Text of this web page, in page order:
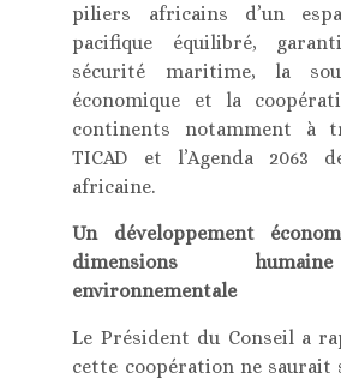
piliers africains d’un
pacifique équilibré,
sécurité maritime, la
économique et la
continents notamment à
TICAD et l’Agenda 2063
africaine.
Un développement
dimensions
environnementale
Le Président du Conseil a
cette coopération ne saurait